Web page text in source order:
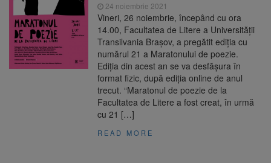
24 noiembrie 2021
Vineri, 26 noiembrie, începând cu ora
14.00, Facultatea de Litere a Universității
Transilvania Brașov, a pregătit ediția cu
numărul 21 a Maratonului de poezie.
Ediția din acest an se va desfășura în
format fizic, după ediția online de anul
trecut. “Maratonul de poezie de la
Facultatea de Litere a fost creat, în urmă
cu 21 […]
READ MORE